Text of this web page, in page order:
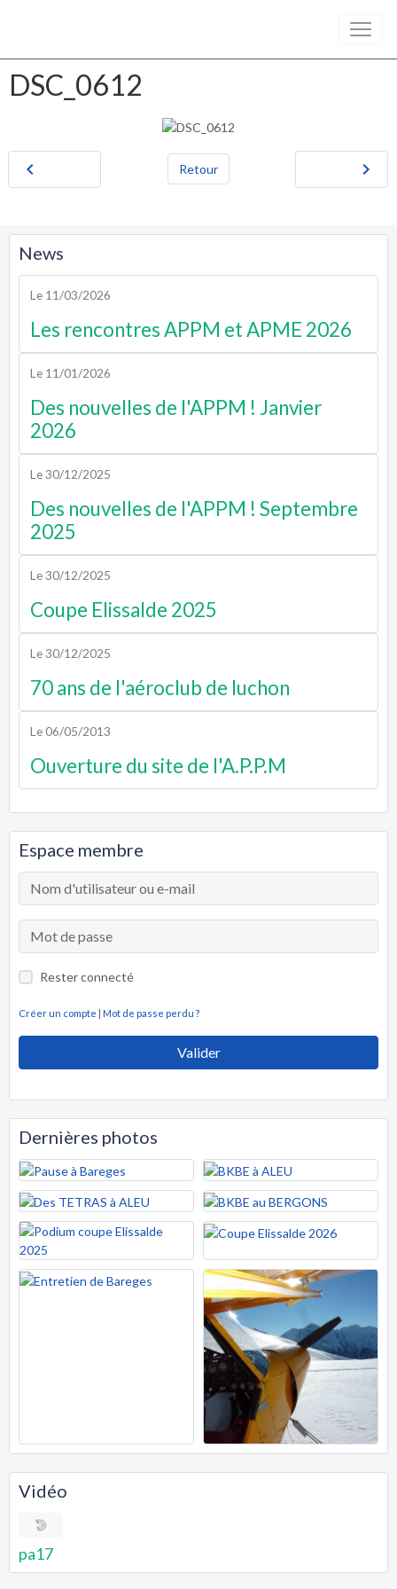
DSC_0612
Retour
News
Le 11/03/2026
Les rencontres APPM et APME 2026
Le 11/01/2026
Des nouvelles de l'APPM ! Janvier
2026
Le 30/12/2025
Des nouvelles de l'APPM ! Septembre
2025
Le 30/12/2025
Coupe Elissalde 2025
Le 30/12/2025
70 ans de l'aéroclub de luchon
Le 06/05/2013
Ouverture du site de l'A.P.P.M
Espace membre
Rester connecté
Créer un compte | Mot de passe perdu ?
Valider
Dernières photos
Vidéo
pa17